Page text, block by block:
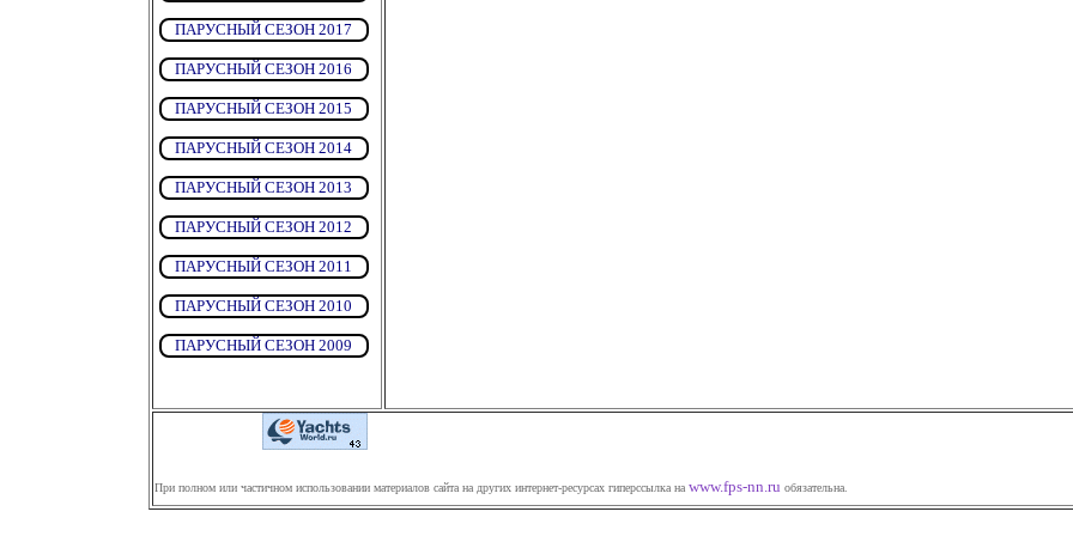
ПАРУСНЫЙ СЕЗОН 2017
ПАРУСНЫЙ СЕЗОН 2016
ПАРУСНЫЙ СЕЗОН 2015
ПАРУСНЫЙ СЕЗОН 2014
ПАРУСНЫЙ СЕЗОН 2013
ПАРУСНЫЙ СЕЗОН 2012
ПАРУСНЫЙ СЕЗОН 2011
ПАРУСНЫЙ СЕЗОН 2010
ПАРУСНЫЙ СЕЗОН 2009
При полном или частичном использовании материалов сайта на других интернет-ресурсах гиперссылка на www.fps-nn.ru обязательна.